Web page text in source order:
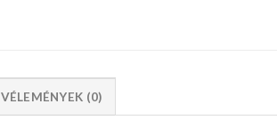
VÉLEMÉNYEK (0)